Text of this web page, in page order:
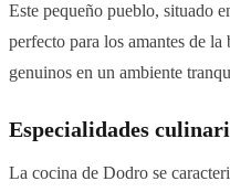
Este pequeño pueblo, situado
perfecto para los amantes de la
genuinos en un ambiente
Especialidades
La cocina de Dodro se